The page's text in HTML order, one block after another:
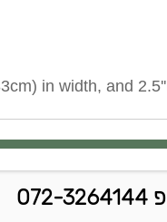
in width, and